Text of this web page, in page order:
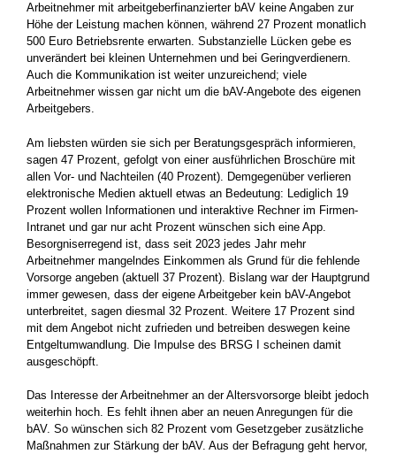
Arbeitnehmer mit arbeitgeberfinanzierter bAV keine Angaben zur
Höhe der Leistung machen können, während 27 Prozent monatlich
500 Euro Betriebsrente erwarten. Substanzielle Lücken gebe es
unverändert bei kleinen Unternehmen und bei Geringverdienern.
Auch die Kommunikation ist weiter unzureichend; viele
Arbeitnehmer wissen gar nicht um die bAV-Angebote des eigenen
Arbeitgebers.
Am liebsten würden sie sich per Beratungsgespräch informieren,
sagen 47 Prozent, gefolgt von einer ausführlichen Broschüre mit
allen Vor- und Nachteilen (40 Prozent). Demgegenüber verlieren
elektronische Medien aktuell etwas an Bedeutung: Lediglich 19
Prozent wollen Informationen und interaktive Rechner im Firmen-
Intranet und gar nur acht Prozent wünschen sich eine App.
Besorgniserregend ist, dass seit 2023 jedes Jahr mehr
Arbeitnehmer mangelndes Einkommen als Grund für die fehlende
Vorsorge angeben (aktuell 37 Prozent). Bislang war der Hauptgrund
immer gewesen, dass der eigene Arbeitgeber kein bAV-Angebot
unterbreitet, sagen diesmal 32 Prozent. Weitere 17 Prozent sind
mit dem Angebot nicht zufrieden und betreiben deswegen keine
Entgeltumwandlung. Die Impulse des BRSG I scheinen damit
ausgeschöpft.
Das Interesse der Arbeitnehmer an der Altersvorsorge bleibt jedoch
weiterhin hoch. Es fehlt ihnen aber an neuen Anregungen für die
bAV. So wünschen sich 82 Prozent vom Gesetzgeber zusätzliche
Maßnahmen zur Stärkung der bAV. Aus der Befragung geht hervor,